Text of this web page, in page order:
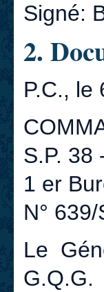
Signé:
2.
P.C., le
S.P. 38
1 er
N° 639/
Le
G.Q.G.